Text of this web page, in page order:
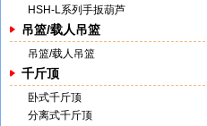
HSH-L系列手扳葫芦
吊篮/载人吊篮
吊篮/载人吊篮
千斤顶
卧式千斤顶
分离式千斤顶